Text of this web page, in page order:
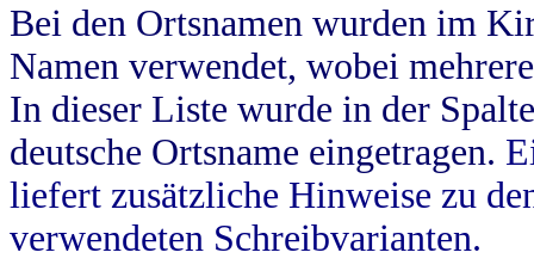
Bei den Ortsnamen wurden im
Namen verwendet, wobei
In dieser Liste wurde in der
deutsche Ortsname eingetragen.
liefert zusätzliche Hinweise zu
verwendeten Schreibvarianten.